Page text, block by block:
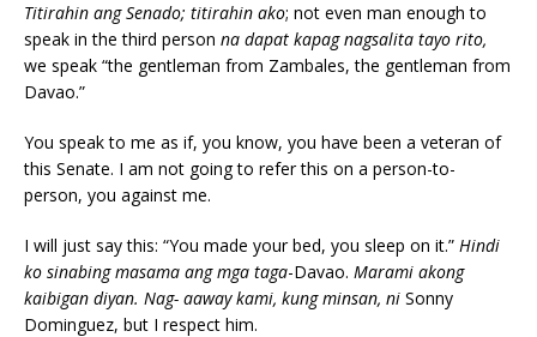
Titirahin ang Senado; titirahin ako; not even man enough to
speak in the third person na dapat kapag nagsalita tayo rito,
we speak “the gentleman from Zambales, the gentleman from
Davao.”
You speak to me as if, you know, you have been a veteran of
this Senate. I am not going to refer this on a person-to-
person, you against me.
I will just say this: “You made your bed, you sleep on it.” Hindi
ko sinabing masama ang mga taga-Davao. Marami akong
kaibigan diyan. Nag- aaway kami, kung minsan, ni Sonny
Dominguez, but I respect him.